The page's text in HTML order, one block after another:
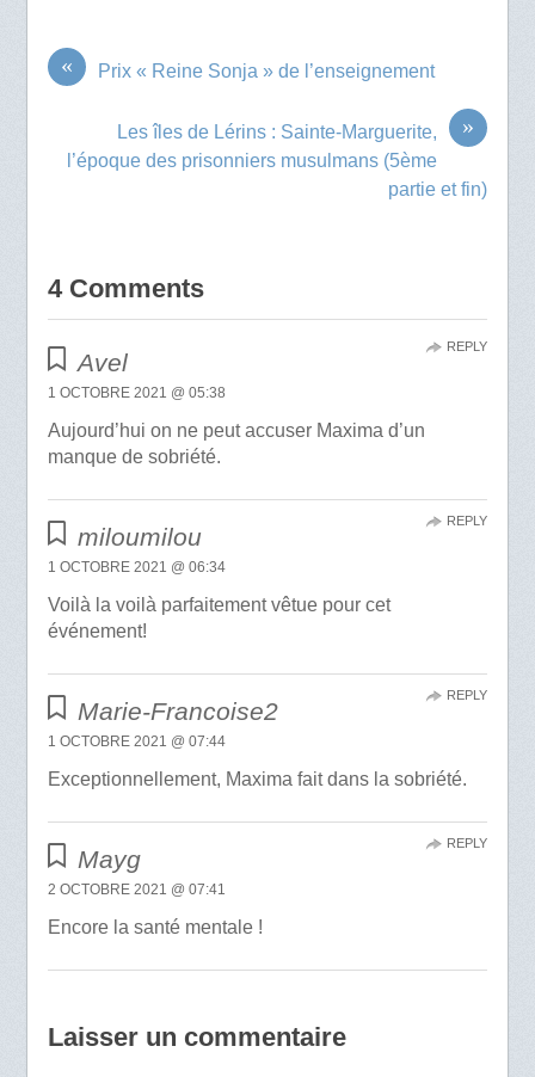
« Prix « Reine Sonja » de l’enseignement
»
Les îles de Lérins : Sainte-Marguerite,
l’époque des prisonniers musulmans (5ème
partie et fin)
4 Comments
Avel
1 OCTOBRE 2021 @ 05:38
Aujourd’hui on ne peut accuser Maxima d’un
manque de sobriété.
REPLY
miloumilou
1 OCTOBRE 2021 @ 06:34
Voilà la voilà parfaitement vêtue pour cet
événement!
REPLY
Marie-Francoise2
1 OCTOBRE 2021 @ 07:44
Exceptionnellement, Maxima fait dans la sobriété.
REPLY
Mayg
2 OCTOBRE 2021 @ 07:41
Encore la santé mentale !
REPLY
Laisser un commentaire